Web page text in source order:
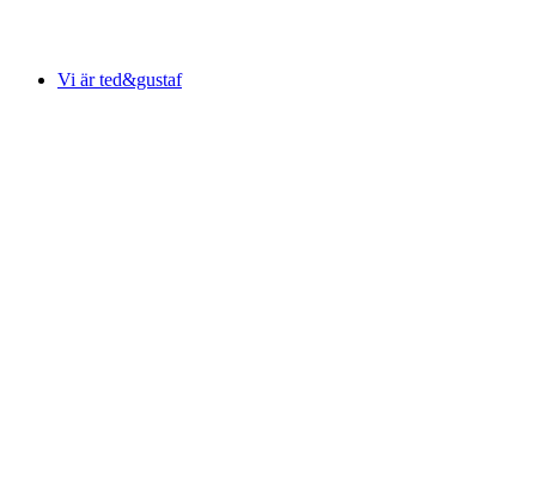
Vi är ted&gustaf